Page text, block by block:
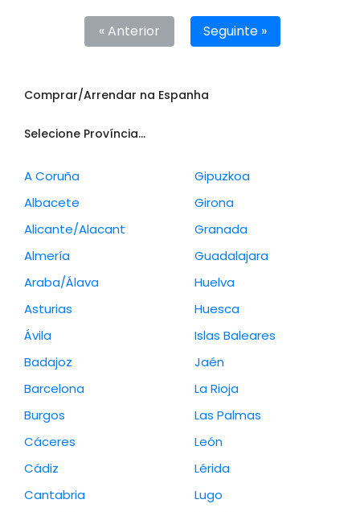
« Anterior Seguinte »
Comprar/Arrendar na Espanha
Selecione Província...
A Coruña
Albacete
Alicante/Alacant
Almería
Araba/Álava
Asturias
Ávila
Badajoz
Barcelona
Burgos
Cáceres
Cádiz
Cantabria
Gipuzkoa
Girona
Granada
Guadalajara
Huelva
Huesca
Islas Baleares
Jaén
La Rioja
Las Palmas
León
Lérida
Lugo